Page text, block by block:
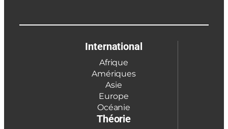
International
Afrique
Amériques
Asie
Europe
Océanie
Théorie